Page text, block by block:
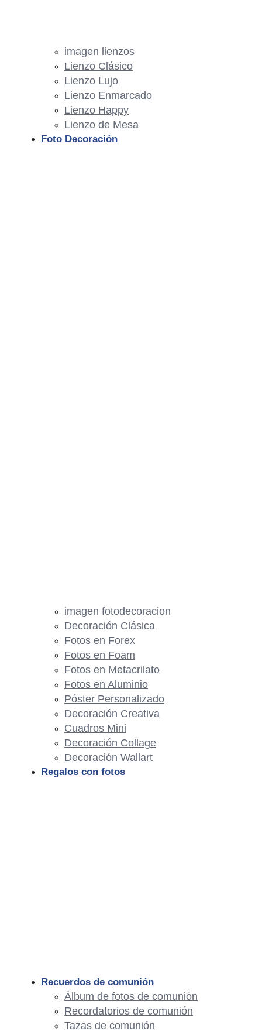
imagen lienzos
Lienzo Clásico
Lienzo Lujo
Lienzo Enmarcado
Lienzo Happy
Lienzo de Mesa
Foto Decoración
imagen fotodecoracion
Decoración Clásica
Fotos en Forex
Fotos en Foam
Fotos en Metacrilato
Fotos en Aluminio
Póster Personalizado
Decoración Creativa
Cuadros Mini
Decoración Collage
Decoración Wallart
Regalos con fotos
Recuerdos de comunión
Álbum de fotos de comunión
Recordatorios de comunión
Tazas de comunión